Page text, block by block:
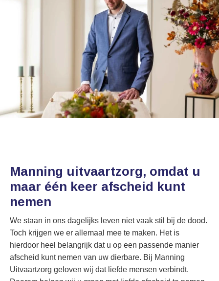
Manning uitvaartzorg, omdat u
maar één keer afscheid kunt
nemen
We staan in ons dagelijks leven niet vaak stil bij de dood.
Toch krijgen we er allemaal mee te maken. Het is
hierdoor heel belangrijk dat u op een passende manier
afscheid kunt nemen van uw dierbare. Bij Manning
Uitvaartzorg geloven wij dat liefde mensen verbindt.